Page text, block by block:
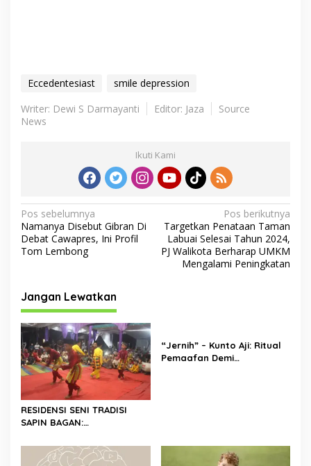
Eccedentesiast
smile depression
Writer: Dewi S Darmayanti
Editor: Jaza
Source
News
Ikuti Kami
N
a
v
g
a
s
i
p
o
s
Pos sebelumnya
Namanya Disebut Gibran Di
Debat Cawapres, Ini Profil
Tom Lembong
Pos berikutnya
Targetkan Penataan Taman
Labuai Selesai Tahun 2024,
PJ Walikota Berharap UMKM
Mengalami Peningkatan
Jangan Lewatkan
RESIDENSI SENI TRADISI
SAPIN BAGAN:
WARISAN BUDAYA DI ROKAN
HILIR
“Jernih” – Kunto Aji: Ritual
Pemaafan Demi